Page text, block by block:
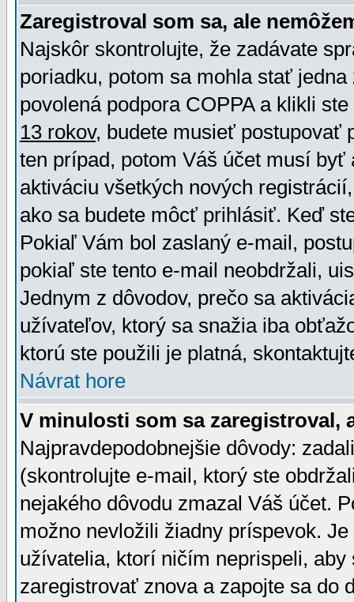
Zaregistroval som sa, ale
Najskôr skontrolujte, že zadávate
poriadku, potom sa mohla stať
povolená podpora COPPA a klikli
13 rokov, budete musieť postupovať
ten prípad, potom Váš účet musí
aktiváciu všetkých nových
ako sa budete môcť prihlásiť. Keď
Pokiaľ Vám bol zaslaný e-mail,
pokiaľ ste tento e-mail neobdržali,
Jednym z dôvodov, prečo sa
užívateľov, ktorý sa snažia iba
ktorú ste použili je platná,
Návrat hore
V minulosti som sa zaregistroval,
Najpravdepodobnejšie dôvody:
(skontrolujte e-mail, ktorý ste
nejakého dôvodu zmazal Váš účet.
možno nevložili žiadny príspevok.
užívatelia, ktorí ničím neprispeli,
zaregistrovať znova a zapojte sa do